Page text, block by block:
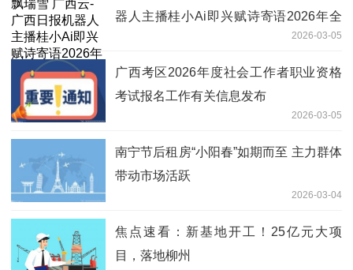
器人主播桂小Ai即兴赋诗寄语2026年全
2026-03-05
广西考区2026年度社会工作者职业资格
考试报名工作有关信息发布
2026-03-05
南宁节后租房“小阳春”如期而至 主力群体
带动市场活跃
2026-03-04
焦点速看：新基地开工！25亿元大项
目，落地柳州